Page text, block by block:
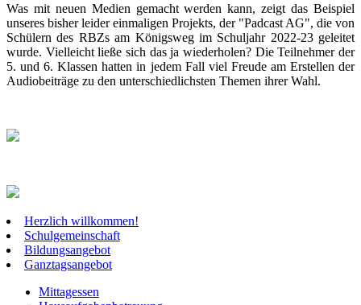
Was mit neuen Medien gemacht werden kann, zeigt das Beispiel
unseres bisher leider einmaligen Projekts, der "Padcast AG", die von
Schülern des RBZs am Königsweg im Schuljahr 2022-23 geleitet
wurde. Vielleicht ließe sich das ja wiederholen? Die Teilnehmer der
5. und 6. Klassen hatten in jedem Fall viel Freude am Erstellen der
Audiobeiträge zu den unterschiedlichsten Themen ihrer Wahl.
Herzlich willkommen!
Schulgemeinschaft
Bildungsangebot
Ganztagsangebot
Mittagessen